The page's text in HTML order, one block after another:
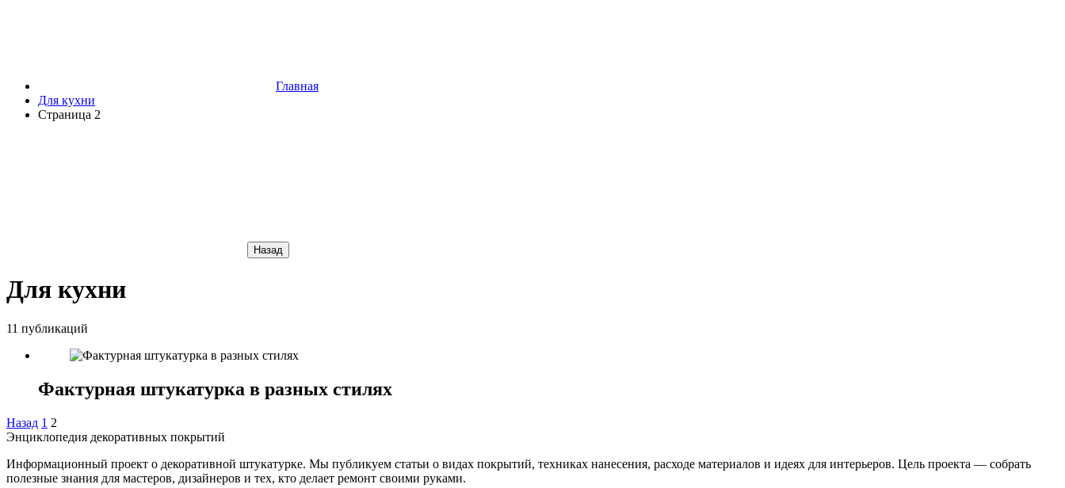
Главная
Для кухни
Страница 2
Назад
Для кухни
11 публикаций
Фактурная штукатурка в разных стилях
Назад 1 2
Энциклопедия декоративных покрытий
Информационный проект о декоративной штукатурке. Мы публикуем статьи о видах покрытий, техниках нанесения, расходе материалов и идеях для интерьеров. Цель проекта — собрать
полезные знания для мастеров, дизайнеров и тех, кто делает ремонт своими руками.